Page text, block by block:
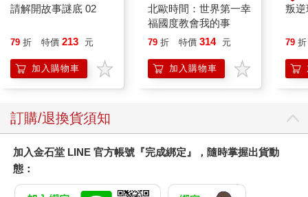
請解開故事謎底 02
79 折 特價 213 元
加入購物車
北歐時間：世界第一幸
福國度教會我的事
79 折 特價 314 元
加入購物車
叛逆
79 折
訂購/退換貨須知
加入金石堂 LINE 官方帳號『完成綁定』，隨時掌握出貨動
態：